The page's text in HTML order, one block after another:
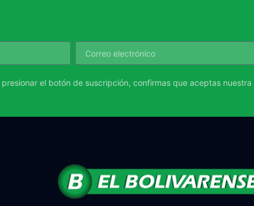
presionar el botón de suscripción, confirmas que aceptas nuestra